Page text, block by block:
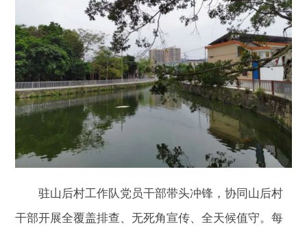
驻山后村工作队党员干部带头冲锋，协同山后村
干部开展全覆盖排查、无死角宣传、全天候值守。每